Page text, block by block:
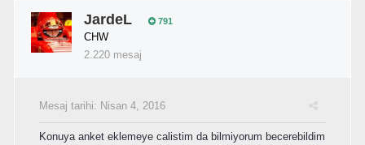
JardeL 791
CHW
2.220 mesaj
Mesaj tarihi: Nisan 4, 2016
Konuya anket eklemeye calistim da bilmiyorum becerebildim